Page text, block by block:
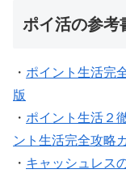
ポイ活の参考
・ ポイント生活完
版
・ ポイント生活２
ント生活完全攻略
・ キャッシュレス